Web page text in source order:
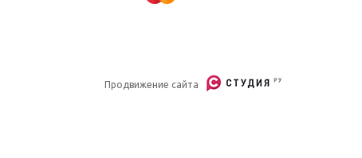
Продвижение сайта